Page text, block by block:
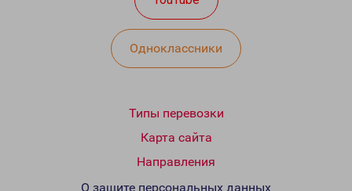
Одноклассники
Типы перевозки
Карта сайта
Направления
О защите персональных данных